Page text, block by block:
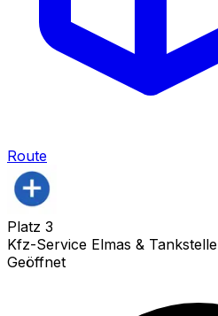
Route
Platz 3
Kfz-Service Elmas & Tankstelle
Geöffnet